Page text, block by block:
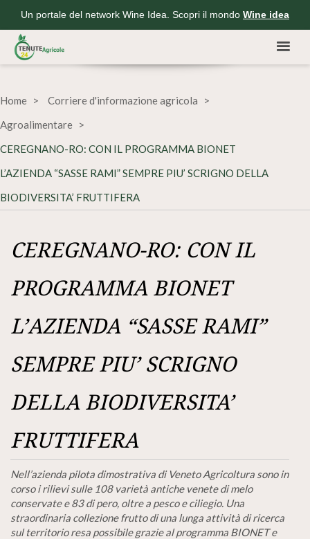
Un portale del network Wine Idea. Scopri il mondo Wine idea
Home
Corriere d'informazione agricola
Agroalimentare
CEREGNANO-RO: CON IL PROGRAMMA BIONET
L’AZIENDA “SASSE RAMI” SEMPRE PIU’ SCRIGNO DELLA
BIODIVERSITA’ FRUTTIFERA
CEREGNANO-RO: CON IL
PROGRAMMA BIONET
L’AZIENDA “SASSE RAMI”
SEMPRE PIU’ SCRIGNO
DELLA BIODIVERSITA’
FRUTTIFERA
Nell’azienda pilota dimostrativa di Veneto Agricoltura sono in
corso i rilievi sulle 108 varietà antiche venete di melo
conservate e 83 di pero, oltre a pesco e ciliegio. Una
straordinaria collezione frutto di una lunga attività di ricerca
sul territorio resa possibile grazie al programma BIONET e